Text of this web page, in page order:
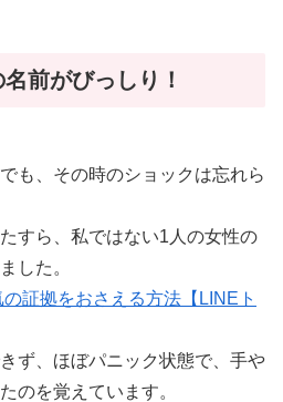
前がびっしり！
も、その時のショックは忘れら
すら、私ではない1人の女性の
した。
証拠をおさえる方法【LINEト
ず、ほぼパニック状態で、手や
のを覚えています。